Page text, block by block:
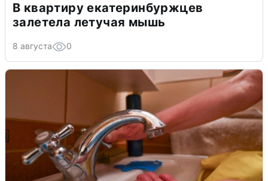
В квартиру екатеринбуржцев
залетела летучая мышь
8 августа 0